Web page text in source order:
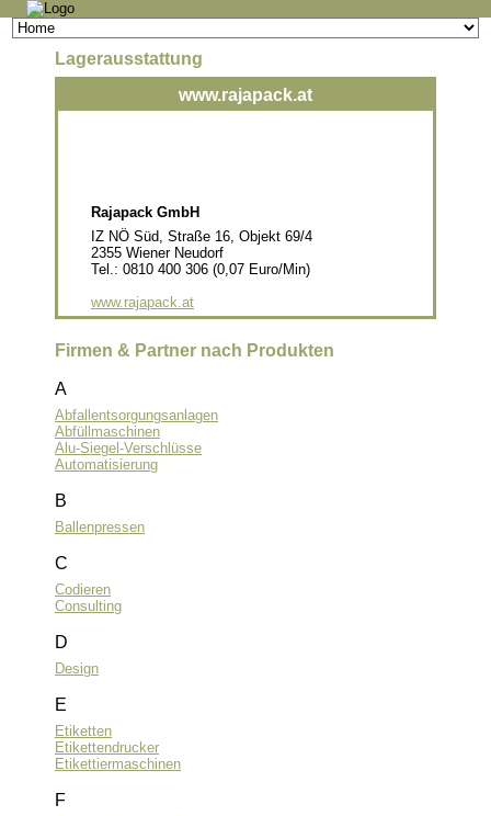
Navigation
überspringen
Lagerausstattung
www.rajapack.at
Rajapack GmbH
IZ NÖ Süd, Straße 16, Objekt 69/4
2355 Wiener Neudorf
Tel.: 0810 400 306 (0,07 Euro/Min)
www.rajapack.at
Firmen & Partner nach Produkten
A
Abfallentsorgungsanlagen
Abfüllmaschinen
Alu-Siegel-Verschlüsse
Automatisierung
B
Ballenpressen
C
Codieren
Consulting
D
Design
E
Etiketten
Etikettendrucker
Etikettiermaschinen
F